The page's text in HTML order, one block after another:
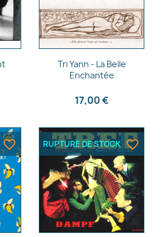
Aperçu rapide
Tri Yann - La Belle
Enchantée
17,00 €
favorite_border RUPTURE DE STOCK favorite_border
Créer une liste d'envies